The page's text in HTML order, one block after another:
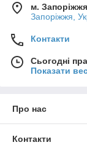
м. Запоріжжя
Запоріжжя,
Контакти
Сьогодні
Показати
Про нас
Контакти